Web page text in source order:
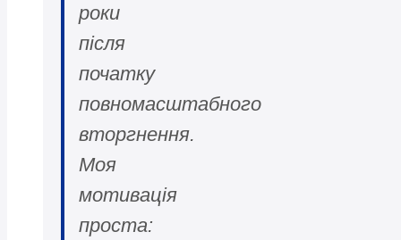
роки
після
початку
повномасштабного
вторгнення.
Моя
мотивація
проста: